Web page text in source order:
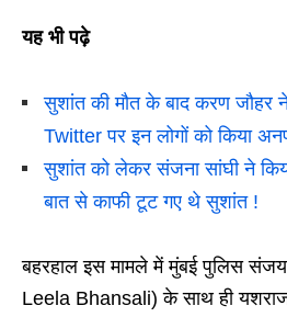
यह भी पढ़े
सुशांत की मौत के बाद करण जौहर
Twitter पर इन लोगों को किया
सुशांत को लेकर संजना सांघी ने
बात से काफी टूट गए थे सुशांत !
बहरहाल इस मामले में मुंबई पुलिस
Leela Bhansali) के साथ ही यशराज